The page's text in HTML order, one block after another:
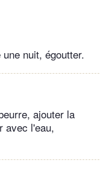
nuit, égoutter.
ajouter la
avec l'eau,